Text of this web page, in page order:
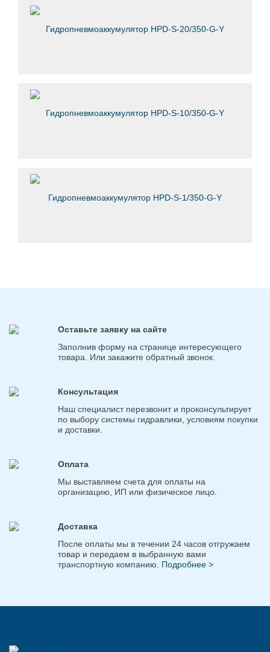
Гидропневмоаккумулятор HPD-S-20/350-G-Y
Гидропневмоаккумулятор HPD-S-10/350-G-Y
Гидропневмоаккумулятор HPD-S-1/350-G-Y
Оставьте заявку на сайте
Заполнив форму на странице интересующего
товара. Или закажите обратный звонок.
Консультация
Наш специалист перезвонит и проконсультирует
по выбору системы гидравлики, условиям покупки
и доставки.
Оплата
Мы выставляем счета для оплаты на
организацию, ИП или физическое лицо.
Доставка
После оплаты мы в течении 24 часов отгружаем
товар и передаем в выбранную вами
транспортную компанию. Подробнее >